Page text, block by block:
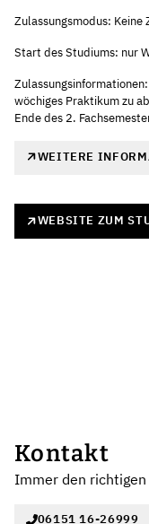
Zulassungsmodus: Keine
Start des Studiums: nur
wöchiges Praktikum zu
Ende des 2.
WEITERE
WEBSITE ZUM
Kontakt
Immer den
06151 16-26999